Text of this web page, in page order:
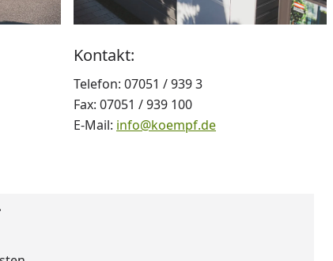
Kontakt:
Telefon: 07051 / 939 3
Fax: 07051 / 939 100
E-Mail: info@koempf.de